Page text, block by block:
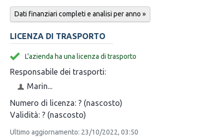
Dati finanziari completi e analisi per anno »
LICENZA DI TRASPORTO
L'azienda ha una licenza di trasporto
Responsabile dei trasporti:
Marin...
Numero di licenza: ? (nascosto)
Validità: ? (nascosto)
Ultimo aggiornamento: 23/10/2022, 03:50